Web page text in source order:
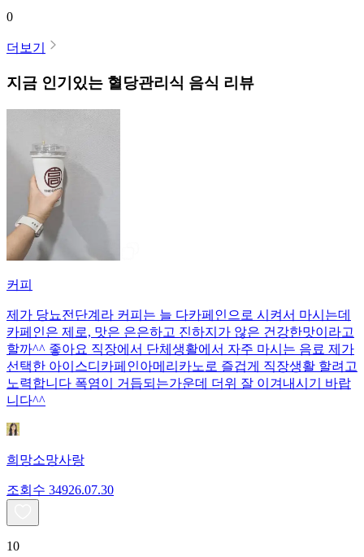
0
더보기
지금 인기있는 혈당관리식 음식 리뷰
커피
제가 당뇨전단계라 커피는 늘 다카페인으로 시켜서 마시는데
카페인은 제로, 맛은 은은하고 진하지가 않은 건강한맛이라고
할까^^ 좋아요 직장에서 단체생활에서 자주 마시는 음료 제가
선택한 아이스디카페인아메리카노로 즐겁게 직장생활 할려고
노력합니다 폭염이 거듭되는가운데 더위 잘 이겨내시기 바랍
니다^^
희망소망사랑
조회수 34926.07.30
10